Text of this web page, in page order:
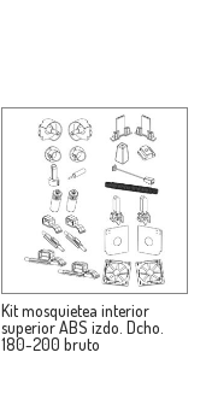
Kit mosquietea interior
superior ABS izdo. Dcho.
180-200 bruto